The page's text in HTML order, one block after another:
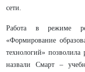
сети.
Работа в режиме
«Формирование
технологий» позволила
назвали Смарт –